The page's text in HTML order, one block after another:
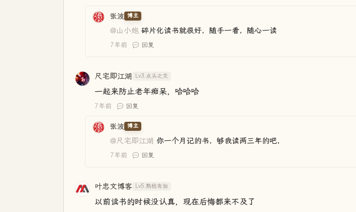
张波 博主
@山小炮 碎片化读书就很好，随手一看，随心一读
7年前 回复
尺宅即江湖 Lv3.点头之交
一起来防止老年痴呆，哈哈哈
7年前 回复
张波 博主
@尺宅即江湖 你一个月记的书，够我读两三年的吧，
7年前 回复
叶忠文博客 Lv5.熟稔有加
以前读书的时候没认真，现在后悔都来不及了